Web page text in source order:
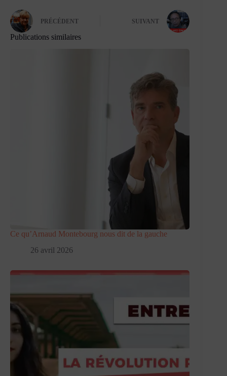
PRÉCÉDENT SUIVANT
Publications similaires
Ce qu’Arnaud Montebourg nous dit de la gauche
26 avril 2026